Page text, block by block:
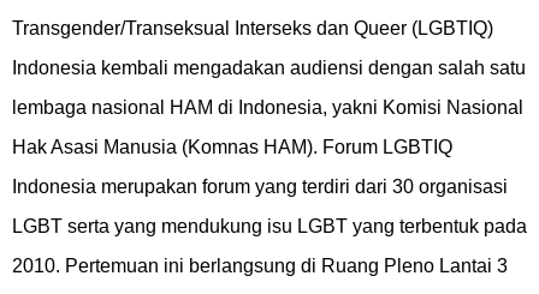
Transgender/Transeksual Interseks dan Queer (LGBTIQ)
Indonesia kembali mengadakan audiensi dengan salah satu
lembaga nasional HAM di Indonesia, yakni Komisi Nasional
Hak Asasi Manusia (Komnas HAM). Forum LGBTIQ
Indonesia merupakan forum yang terdiri dari 30 organisasi
LGBT serta yang mendukung isu LGBT yang terbentuk pada
2010. Pertemuan ini berlangsung di Ruang Pleno Lantai 3